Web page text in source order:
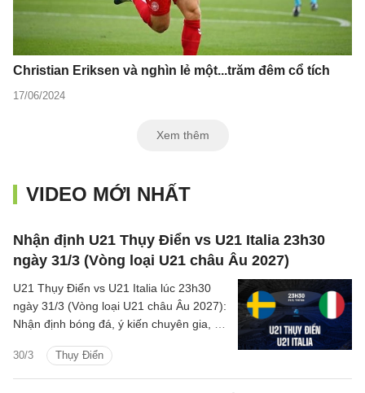
Christian Eriksen và nghìn lẻ một...trăm đêm cổ tích
17/06/2024
Xem thêm
VIDEO MỚI NHẤT
Nhận định U21 Thụy Điển vs U21 Italia 23h30
ngày 31/3 (Vòng loại U21 châu Âu 2027)
30/3 Thụy Điển
U21 Thụy Điển vs U21 Italia lúc 23h30
ngày 31/3 (Vòng loại U21 châu Âu 2027):
Nhận định bóng đá, ý kiến chuyên gia, dự
về trận đấu.